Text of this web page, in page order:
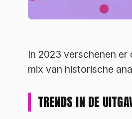
In 2023 verschenen er
mix van historische
TRENDS IN DE